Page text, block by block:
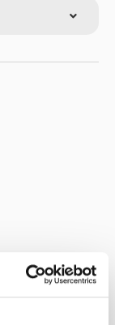
PÅ LAGER